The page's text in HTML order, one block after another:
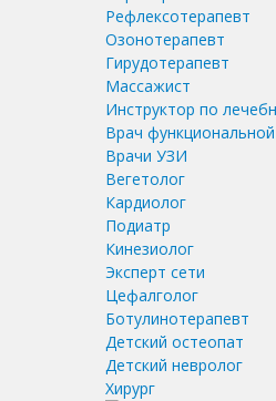
Рефлексотерапевт
Озонотерапевт
Гирудотерапевт
Массажист
Инструктор по
Врач
Врачи УЗИ
Вегетолог
Кардиолог
Подиатр
Кинезиолог
Эксперт сети
Цефалголог
Ботулинотерапевт
Детский остеопат
Детский невролог
Хирург